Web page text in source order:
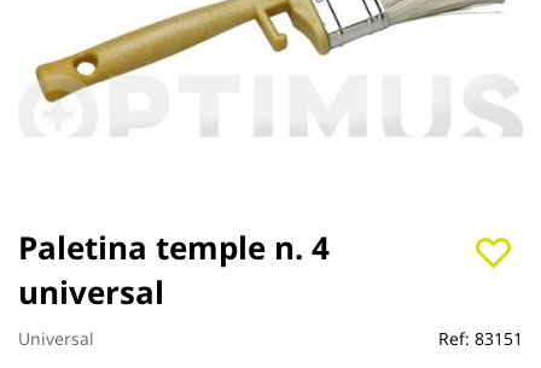
Paletina temple n. 4
universal
Universal Ref: 83151
Saltar
al
comienzo
de
la